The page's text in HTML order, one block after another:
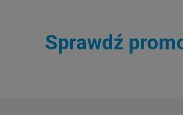
Sprawdź